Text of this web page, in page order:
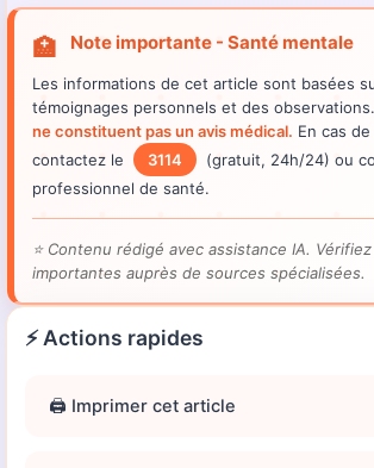
🏥 Note importante - Santé mentale
Les informations de cet article sont basées
témoignages personnels et des observations.
ne constituent pas un avis médical. En cas
contactez le
3114
(gratuit, 24h/24) ou
professionnel de santé.
⭐ Contenu rédigé avec assistance IA.
importantes auprès de sources spécialisées.
⚡ Actions rapides
🖨️ Imprimer cet article